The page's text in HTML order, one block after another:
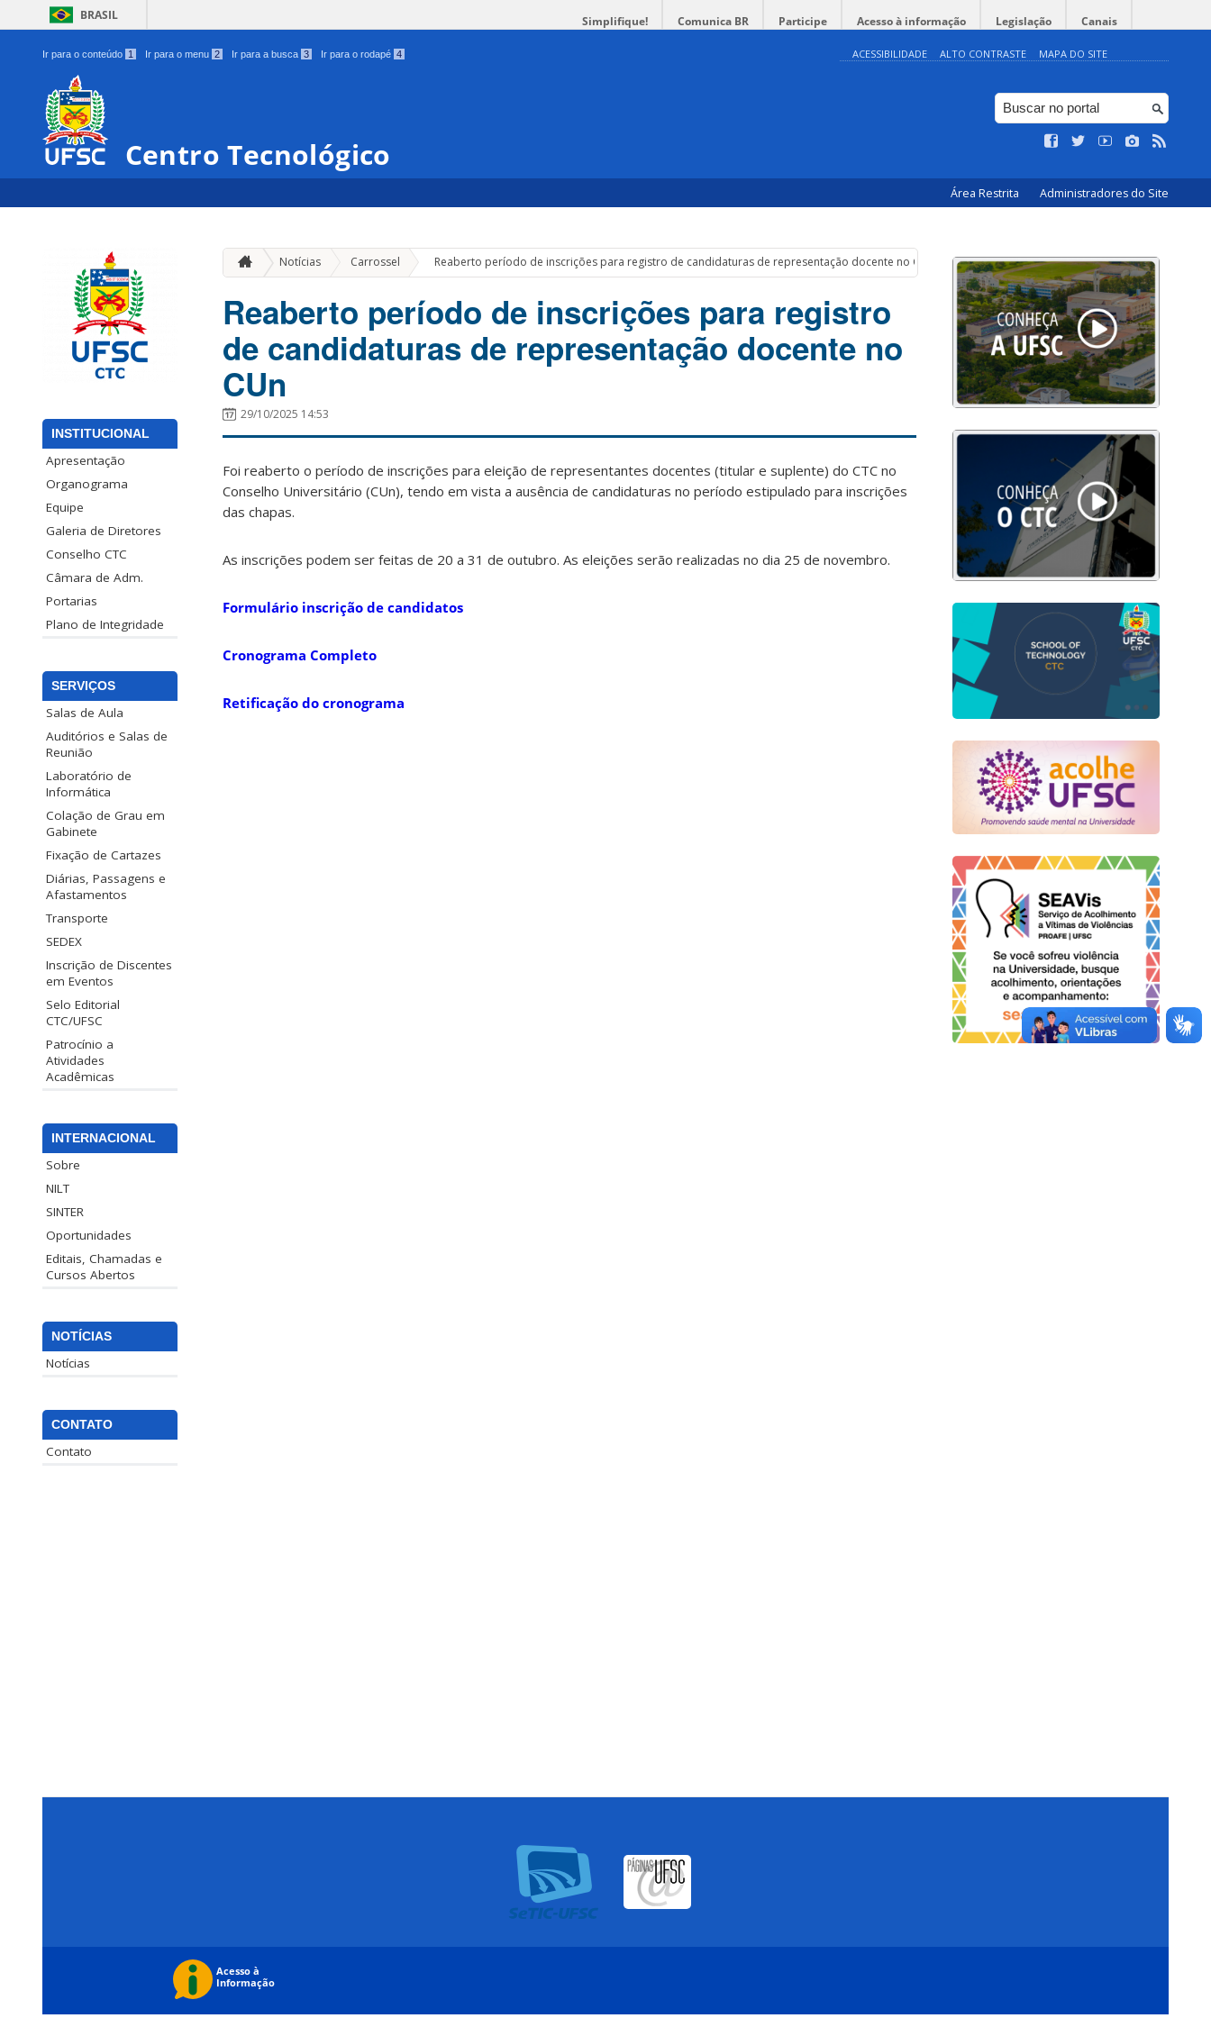
BRASIL Simplifique! Comunica BR Participe Acesso à informação Legislação Canais
Ir para o conteúdo 1 Ir para o menu 2 Ir para a busca 3 Ir para o rodapé 4 ACESSIBILIDADE ALTO CONTRASTE MAPA DO SITE
Centro Tecnológico
Área Restrita Administradores do Site
INSTITUCIONAL
Apresentação
Organograma
Equipe
Galeria de Diretores
Conselho CTC
Câmara de Adm.
Portarias
Plano de Integridade
SERVIÇOS
Salas de Aula
Auditórios e Salas de
Reunião
Laboratório de
Informática
Colação de Grau em
Gabinete
Fixação de Cartazes
Diárias, Passagens e
Afastamentos
Transporte
SEDEX
Inscrição de Discentes
em Eventos
Selo Editorial
CTC/UFSC
Patrocínio a
Atividades
Acadêmicas
INTERNACIONAL
Sobre
NILT
SINTER
Oportunidades
Editais, Chamadas e
Cursos Abertos
NOTÍCIAS
Notícias
CONTATO
Contato
Notícias Carrossel » Reaberto período de inscrições para registro de candidaturas de representação docente no CUn
Reaberto período de inscrições para registro
de candidaturas de representação docente no
CUn
29/10/2025 14:53
Foi reaberto o período de inscrições para eleição de representantes docentes (titular e suplente) do CTC no
Conselho Universitário (CUn), tendo em vista a ausência de candidaturas no período estipulado para inscrições
das chapas.
As inscrições podem ser feitas de 20 a 31 de outubro. As eleições serão realizadas no dia 25 de novembro.
Formulário inscrição de candidatos
Cronograma Completo
Retificação do cronograma